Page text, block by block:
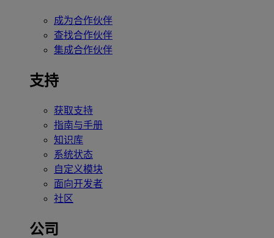
成为合作伙伴
查找合作伙伴
集成合作伙伴
支持
获取支持
指南与手册
知识库
系统状态
自定义模块
面向开发者
社区
公司